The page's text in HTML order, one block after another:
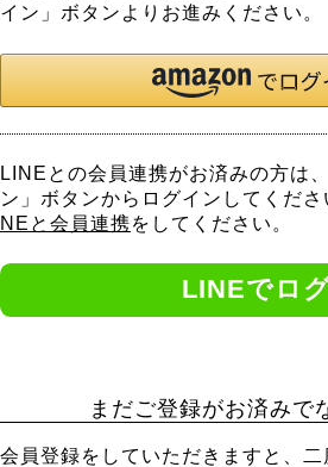
イン」ボタンよりお進みください。
LINEとの会員連携がお済みの方は
ン」ボタンからログインしてくださ
NEと会員連携をしてください。
まだご登録がお済みで
会員登録をしていただきますと、